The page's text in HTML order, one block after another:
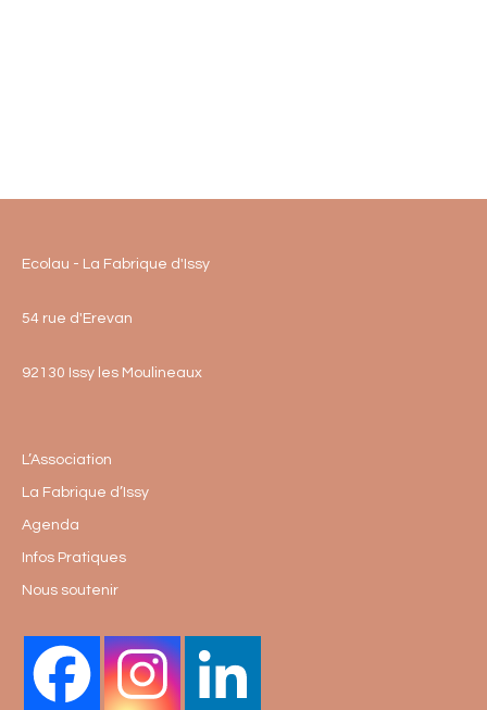
Ecolau - La Fabrique d'Issy
54 rue d'Erevan
92130 Issy les Moulineaux
L’Association
La Fabrique d’Issy
Agenda
Infos Pratiques
Nous soutenir